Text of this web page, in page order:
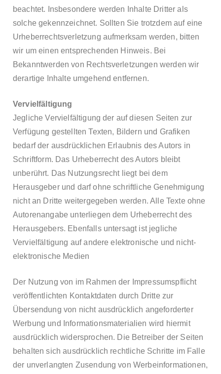
beachtet. Insbesondere werden Inhalte Dritter als
solche gekennzeichnet. Sollten Sie trotzdem auf eine
Urheberrechtsverletzung aufmerksam werden, bitten
wir um einen entsprechenden Hinweis. Bei
Bekanntwerden von Rechtsverletzungen werden wir
derartige Inhalte umgehend entfernen.
Vervielfältigung
Jegliche Vervielfältigung der auf diesen Seiten zur
Verfügung gestellten Texten, Bildern und Grafiken
bedarf der ausdrücklichen Erlaubnis des Autors in
Schriftform. Das Urheberrecht des Autors bleibt
unberührt. Das Nutzungsrecht liegt bei dem
Herausgeber und darf ohne schriftliche Genehmigung
nicht an Dritte weitergegeben werden. Alle Texte ohne
Autorenangabe unterliegen dem Urheberrecht des
Herausgebers. Ebenfalls untersagt ist jegliche
Vervielfältigung auf andere elektronische und nicht-
elektronische Medien
Der Nutzung von im Rahmen der Impressumspflicht
veröffentlichten Kontaktdaten durch Dritte zur
Übersendung von nicht ausdrücklich angeforderter
Werbung und Informationsmaterialien wird hiermit
ausdrücklich widersprochen. Die Betreiber der Seiten
behalten sich ausdrücklich rechtliche Schritte im Falle
der unverlangten Zusendung von Werbeinformationen,